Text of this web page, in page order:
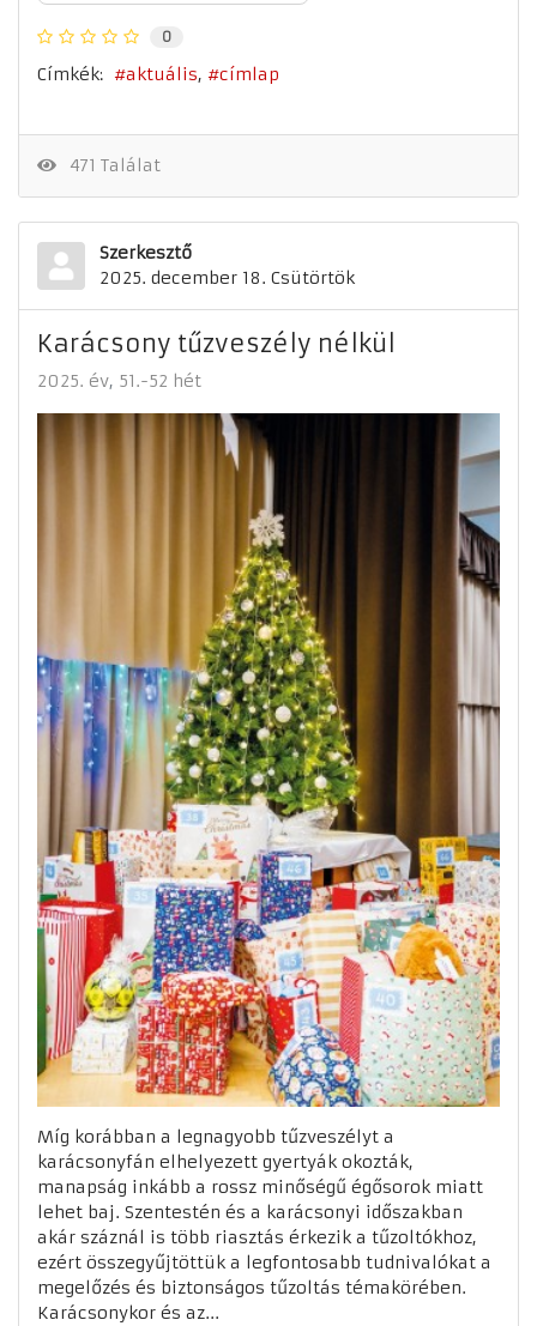
0
Címkék: aktuális címlap
471 Találat
Szerkesztő
2025. december 18. Csütörtök
Karácsony tűzveszély nélkül
2025. év 51.-52 hét
Míg korábban a legnagyobb tűzveszélyt a
karácsonyfán elhelyezett gyertyák okozták,
manapság inkább a rossz minőségű égősorok miatt
lehet baj. Szentestén és a karácsonyi időszakban
akár száznál is több riasztás érkezik a tűzoltókhoz,
ezért összegyűjtöttük a legfontosabb tudnivalókat a
megelőzés és biztonságos tűzoltás témakörében.
Karácsonykor és az...